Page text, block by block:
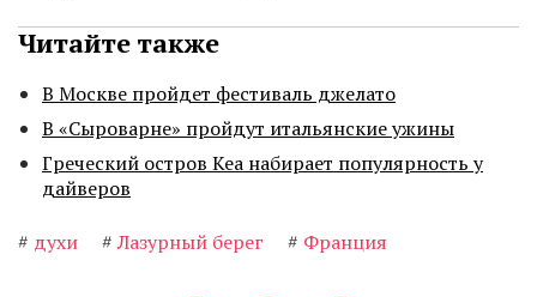
Читайте также
В Москве пройдет фестиваль джелато
В «Сыроварне» пройдут итальянские ужины
Греческий остров Кеа набирает популярность у
дайверов
# духи # Лазурный берег # Франция